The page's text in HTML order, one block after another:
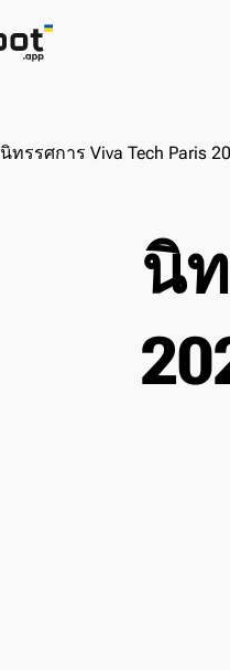
นิทรรศการ Viva Tech Paris
นิ